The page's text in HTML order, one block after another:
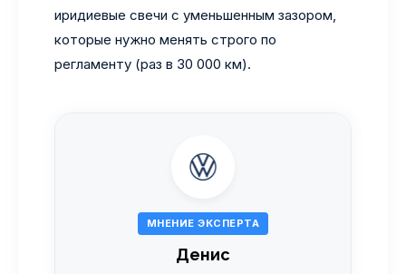
иридиевые свечи с уменьшенным зазором,
которые нужно менять строго по
регламенту (раз в 30 000 км).
МНЕНИЕ ЭКСПЕРТА
Денис